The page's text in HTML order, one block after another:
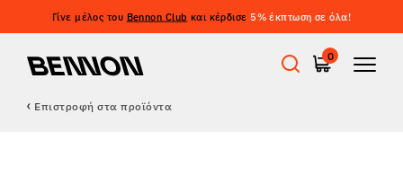
Γίνε μέλος του Bennon Club και κέρδισε 5% έκπτωση σε όλα!
0
Επιστροφή στα προϊόντα